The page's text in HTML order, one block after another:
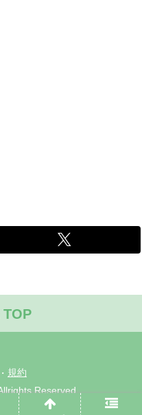
・ 規約
Reserved.
載・使用を禁じます